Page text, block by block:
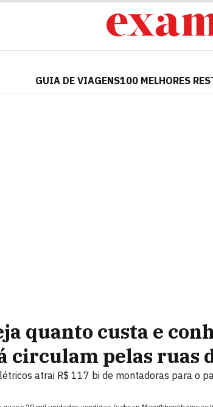
GUIA DE VIAGENS100 MELHORES
quanto custa e
circulam pelas ruas
atrai R$ 117 bi de montadoras para o